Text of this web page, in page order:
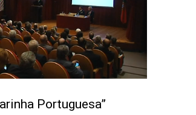
Portuguesa”